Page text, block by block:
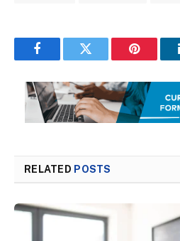
FacebookTwitter Pinterest
RELATED POSTS